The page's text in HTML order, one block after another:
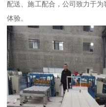
配送、施工配合，公司致力于
体验。